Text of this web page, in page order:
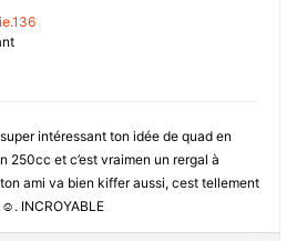
intéressant ton idée de quad en
250cc et c’est vraimen un rergal à
ami va bien kiffer aussi, cest tellement
INCROYABLE